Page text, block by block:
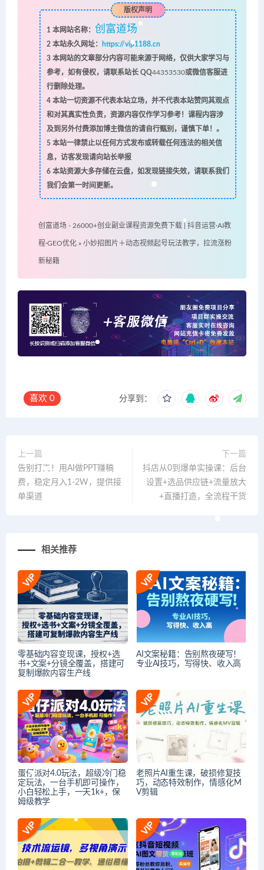
版权声明
1 本网站名称： 创富道场
2本站永久网址：
https://vip1188.cn
3本网站的文章部分内容可能来源于网络，仅供大家学习与
参考，如有侵权，请联系站长 QQ44353530或微信客服进
行删除处理。
4本站一切资源不代表本站立场，并不代表本站赞同其观点
和对其真实性负责，资源内容仅作学习参考！课程内容涉
及到另外付费添加博主微信的请自行甄别，谨慎下单！。
5本站一律禁止以任何方式发布或转载任何违法的相关信
息，访客发现请向站长举报
6本站资源大多存储在云盘，如发现链接失效，请联系我们
我们会第一时间更新。
创富道场 - 26000+创业副业课程资源免费下载 | 抖音运营·AI教
程·GEO优化 » 小妙招图片＋动态视频起号玩法教学，拉流涨粉
新秘籍
喜欢 0 分享到：
上一篇
告别打工！用AI做PPT赚稿
费，稳定月入1-2W，提供接
单渠道
下一篇
抖店从0到爆单实操课：后台
设置+选品供应链+流量放大
+直播打造，全流程干货
相关推荐
零基础内容变现课，授权+选
书+文案+分镜全覆盖，搭建可
复制爆款内容生产线
AI文案秘籍：告别熬夜硬写！
专业AI技巧，写得快、收入高
蛋仔派对4.0玩法，超级冷门稳
定玩法，一台手机即可操作，
小白轻松上手，一天1k+，保
姆级教学
老照片AI重生课，破损修复技
巧，动态特效制作，情感化M
V剪辑